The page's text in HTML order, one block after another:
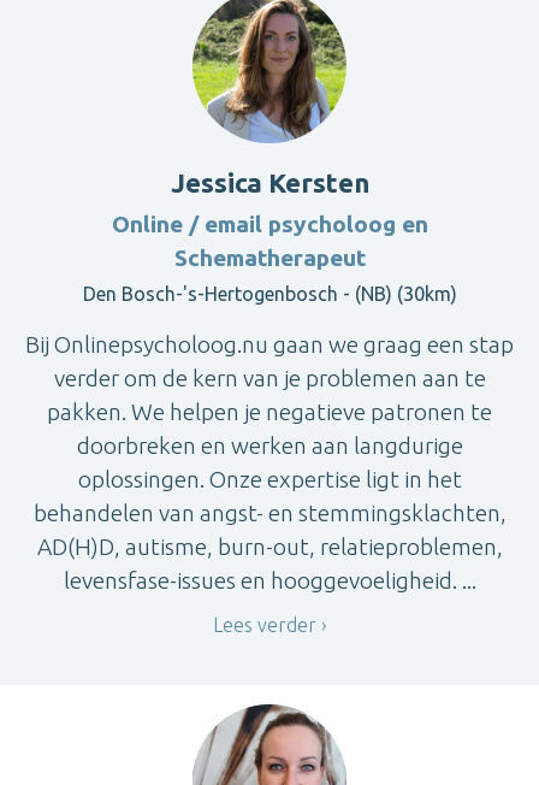
Jessica Kersten
Online / email psycholoog en
Schematherapeut
Den Bosch-'s-Hertogenbosch - (NB) (30km)
Bij Onlinepsycholoog.nu gaan we graag een stap
verder om de kern van je problemen aan te
pakken. We helpen je negatieve patronen te
doorbreken en werken aan langdurige
oplossingen. Onze expertise ligt in het
behandelen van angst- en stemmingsklachten,
AD(H)D, autisme, burn-out, relatieproblemen,
levensfase-issues en hooggevoeligheid. ...
Lees verder